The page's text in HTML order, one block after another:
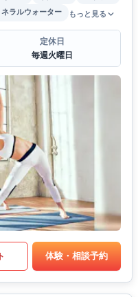
ネラルウォーター もっと見る
定休日
毎週火曜日
体験・相談予約